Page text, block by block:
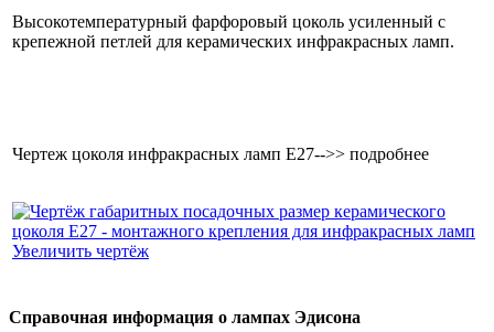
Высокотемпературный фарфоровый цоколь усиленный с
крепежной петлей для керамических инфракрасных ламп.
Чертеж цоколя инфракрасных ламп Е27-->> подробнее
Увеличить чертёж
Справочная информация о лампах Эдисона